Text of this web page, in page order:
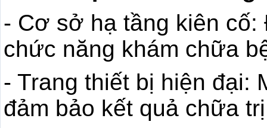
- Cơ sở hạ tầng kiên
chức năng khám chữa
- Trang thiết bị hiện đại:
đảm bảo kết quả chữa